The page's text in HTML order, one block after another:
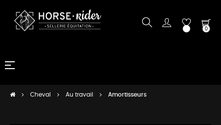
0
Basculer
☰
Cheval Au travail Amortisseurs